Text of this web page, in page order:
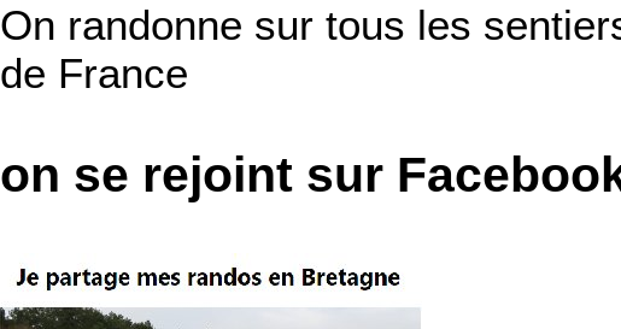
On randonne sur tous les
de France
on se rejoint sur